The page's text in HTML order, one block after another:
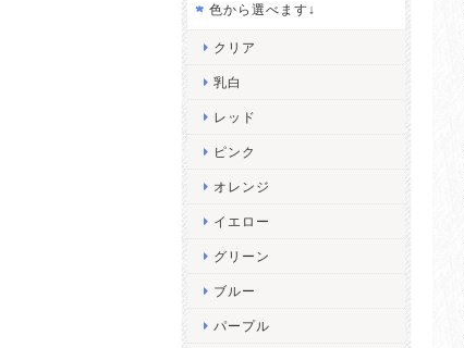
色から選べます↓
クリア
乳白
レッド
ピンク
オレンジ
イエロー
グリーン
ブルー
パープル